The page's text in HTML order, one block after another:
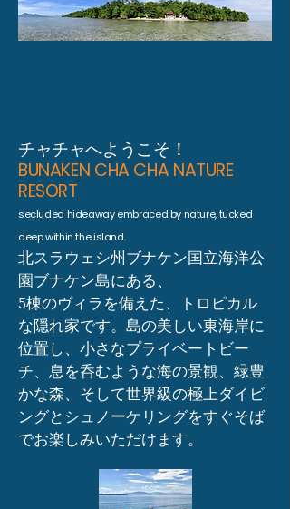
チャチャへようこそ！
BUNAKEN CHA CHA NATURE
RESORT
secluded hideaway embraced by nature, tucked
deep within the island.
北スラウェシ州ブナケン国立海洋公
園ブナケン島にある、
5棟のヴィラを備えた、トロピカル
な隠れ家です。島の美しい東海岸に
位置し、小さなプライベートビー
チ、息を呑むような海の景観、緑豊
かな森、そして世界級の極上ダイビ
ングとシュノーケリングをすぐそば
でお楽しみいただけます。